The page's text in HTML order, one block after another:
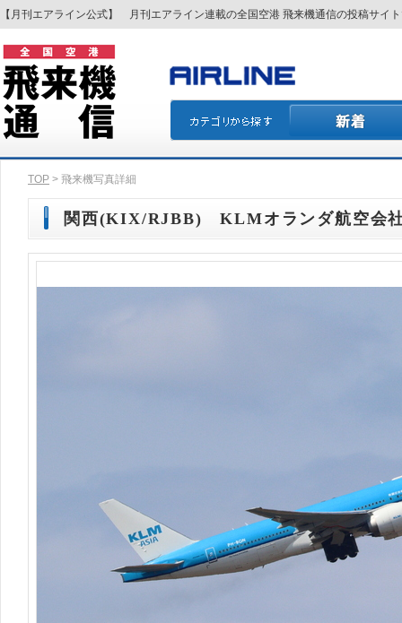
【月刊エアライン公式】 月刊エアライン連載の全国空港 飛来機通信の投稿サイ
TOP > 飛来機写真詳細
関西(KIX/RJBB) KLMオランダ航空会